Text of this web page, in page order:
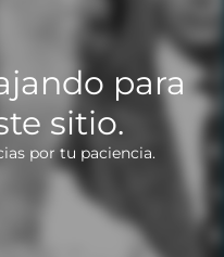
para
sitio.
por tu paciencia.